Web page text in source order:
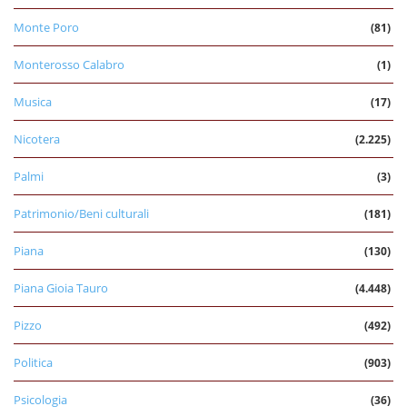
Monte Poro (81)
Monterosso Calabro (1)
Musica (17)
Nicotera (2.225)
Palmi (3)
Patrimonio/Beni culturali (181)
Piana (130)
Piana Gioia Tauro (4.448)
Pizzo (492)
Politica (903)
Psicologia (36)